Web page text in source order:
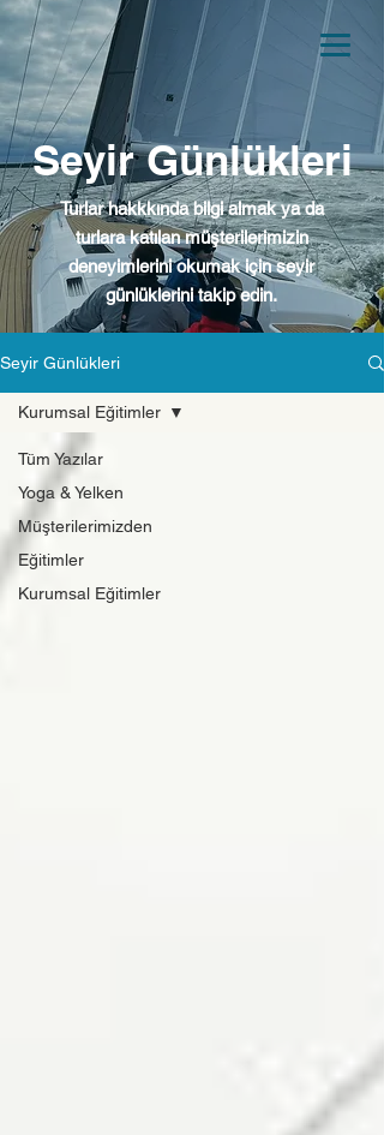
Boom
Yelken
Yelkenli Turu ve Eğitimi
Seyir Günlükleri
Turlar hakkkında bilgi almak ya da
turlara katılan müşterilerimizin
deneyimlerini okumak için seyir
günlüklerini takip edin.
Seyir Günlükleri
Tüm Yazılar
Yoga & Yelken
Müşterilerimizden
Eğitimler
Kurumsal Eğitimler
Kurumsal Eğitimler